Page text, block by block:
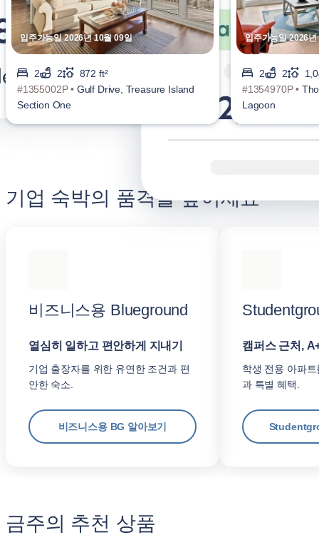
입주가능일 2026년 10월 09일
2 2
872 ft²
#1355002P • Gulf Drive, Treasure Island
Section One
입주가능일 2026
2 2
#1354970P •
Lagoon
기업 숙박의 품격을 높이세요
비즈니스용 Blueground
열심히 일하고 편안하게 지내기
기업 출장자를 위한 유연한 조건과 편
안한 숙소.
비즈니스용 BG 알아보기
캠퍼스 근처,
학생 전용 아파
과 특별 혜택.
금주의 추천 상품